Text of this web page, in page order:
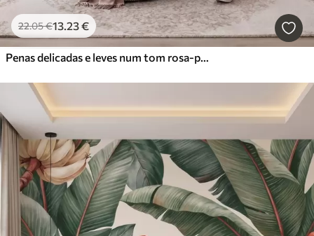
22.05€13.23€
Penas delicadas e leves num tom rosa-pêssego esbatido com brilho